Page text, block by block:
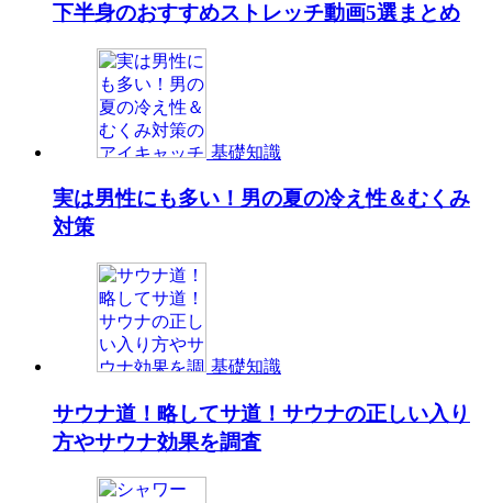
下半身のおすすめストレッチ動画5選まとめ
基礎知識
実は男性にも多い！男の夏の冷え性＆むくみ
対策
基礎知識
サウナ道！略してサ道！サウナの正しい入り
方やサウナ効果を調査